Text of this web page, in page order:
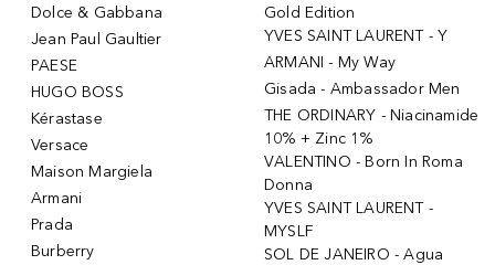
Dolce & Gabbana
Jean Paul Gaultier
PAESE
HUGO BOSS
Kérastase
Versace
Maison Margiela
Armani
Prada
Burberry
Gold Edition
YVES SAINT LAURENT - Y
ARMANI - My Way
Gisada - Ambassador Men
THE ORDINARY - Niacinamide
10% + Zinc 1%
VALENTINO - Born In Roma
Donna
YVES SAINT LAURENT -
MYSLF
SOL DE JANEIRO - Agua